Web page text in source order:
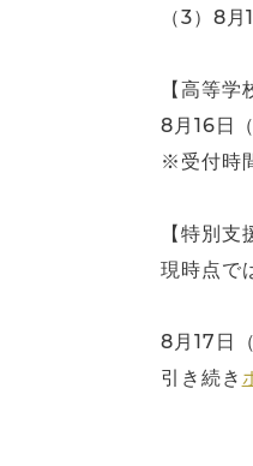
（3）8
【高等学
8月16日
※受付時
【特別支
現時点で
8月17日
引き続き